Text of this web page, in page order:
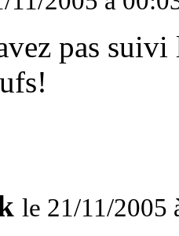
pas suivi
le 21/11/2005